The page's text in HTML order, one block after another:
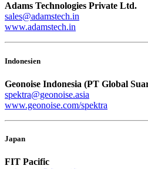
Adams Technologies Private Ltd.
sales@adamstech.in
www.adamstech.in
Indonesien
Geonoise Indonesia (PT Global
spektra@geonoise.asia
www.geonoise.com/spektra
Japan
FIT Pacific